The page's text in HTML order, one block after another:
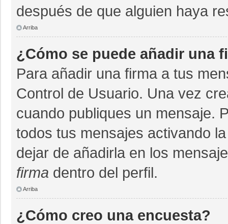
después de que alguien haya
Arriba
¿Cómo se puede añadir una
Para añadir una firma a tus
Control de Usuario. Una vez
cuando publiques un mensaje.
todos tus mensajes activando
dejar de añadirla en los
firma dentro del perfil.
Arriba
¿Cómo creo una encuesta?